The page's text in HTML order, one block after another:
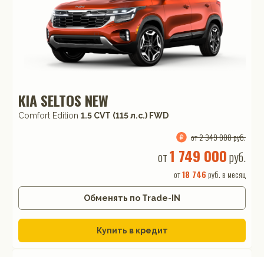
KIA SELTOS NEW
Comfort Edition 1.5 CVT (115 л.с.) FWD
от 2 349 000 руб.
от1 749 000руб.
от18 746 руб. в месяц
Обменять по Trade-IN
Купить в кредит